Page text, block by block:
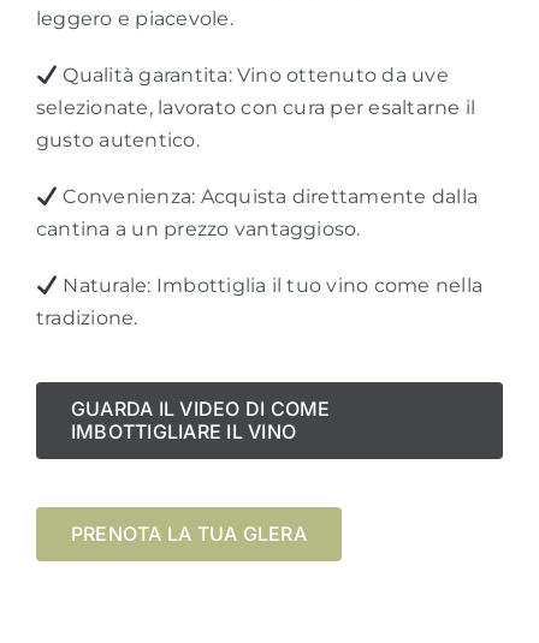
leggero e piacevole.
Qualità garantita: Vino ottenuto da uve
selezionate, lavorato con cura per esaltarne il
gusto autentico.
Convenienza: Acquista direttamente dalla
cantina a un prezzo vantaggioso.
Naturale: Imbottiglia il tuo vino come nella
tradizione.
GUARDA IL VIDEO DI COME
IMBOTTIGLIARE IL VINO
PRENOTA LA TUA GLERA